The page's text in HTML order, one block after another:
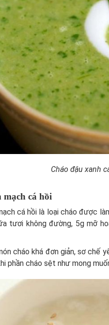
Cháo đậu xanh
mạch cá hồi
cá hồi là loại cháo được
tươi không đường, 5g mỡ
cháo khá đơn giản, sơ chế
phần cháo sệt như mong